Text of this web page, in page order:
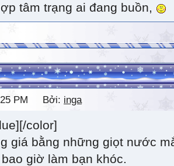
tâm trạng ai đang buồn,
PM Bởi: inga
color]
giá bằng những giọt nước
giờ làm bạn khóc.